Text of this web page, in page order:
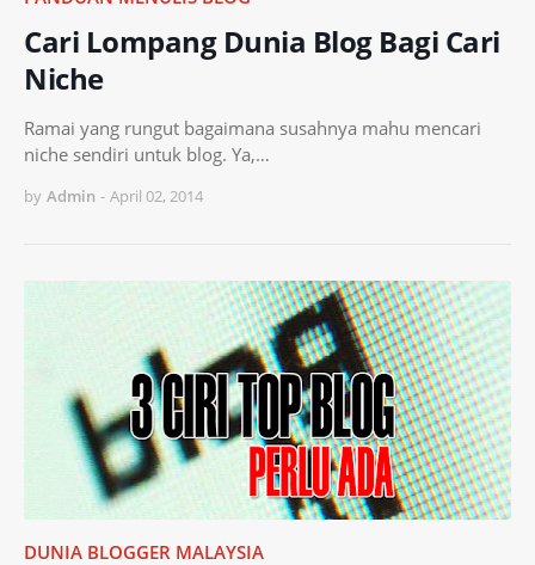
Cari Lompang Dunia Blog Bagi Cari
Niche
Ramai yang rungut bagaimana susahnya mahu mencari
niche sendiri untuk blog. Ya,…
by Admin - April 02, 2014
DUNIA BLOGGER MALAYSIA